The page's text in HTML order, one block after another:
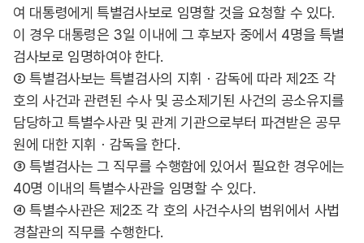
여 대통령에게 특별검사보로 임명할 것을 요청할 수 있다.
이 경우 대통령은 3일 이내에 그 후보자 중에서 4명을 특별
검사보로 임명하여야 한다.
② 특별검사보는 특별검사의 지휘ㆍ감독에 따라 제2조 각
호의 사건과 관련된 수사 및 공소제기된 사건의 공소유지를
담당하고 특별수사관 및 관계 기관으로부터 파견받은 공무
원에 대한 지휘ㆍ감독을 한다.
③ 특별검사는 그 직무를 수행함에 있어서 필요한 경우에는
40명 이내의 특별수사관을 임명할 수 있다.
④ 특별수사관은 제2조 각 호의 사건수사의 범위에서 사법
경찰관의 직무를 수행한다.